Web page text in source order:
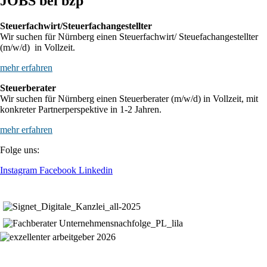
Steuerfachwirt/Steuerfachangestellter
Wir suchen für Nürnberg einen Steuerfachwirt/ Steuefachangestellter
(m/w/d) in Vollzeit.
mehr erfahren
Steuerberater
Wir suchen für Nürnberg einen Steuerberater (m/w/d) in Vollzeit, mit
konkreter Partnerperspektive in 1-2 Jahren.
mehr erfahren
Folge uns:
Instagram Facebook Linkedin